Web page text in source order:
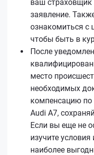
ваш страховщик
заявление.
ознакомиться с
чтобы быть в
После
место
необходимых
компенсацию
Audi A7,
Если вы еще не
изучите
наиболее